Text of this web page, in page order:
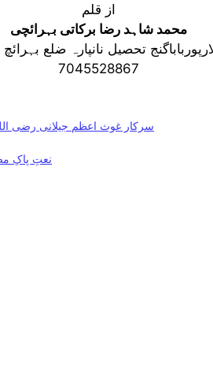
از قلم
محمد شاہد رضا برکاتی بہرائچی
تحصیل نانپارہ ضلع
7045528867
سرکار غوث اعظم جیلانی رضی
نعتِ پاکِ